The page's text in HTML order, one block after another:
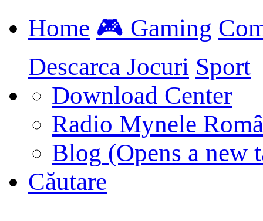
Home 🎮 Gaming
Descarca Jocuri Sport
Download Center
Radio Mynele
Blog (Opens a new
Căutare